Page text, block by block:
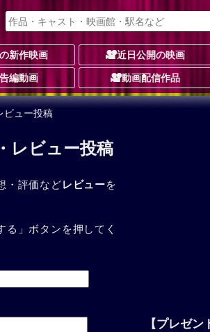
新作映画 近日公開の映画
編動画 動画配信作品
ュー投稿
レビュー投稿
・評価などレビューを
る」ボタンを押してく
【プレゼン